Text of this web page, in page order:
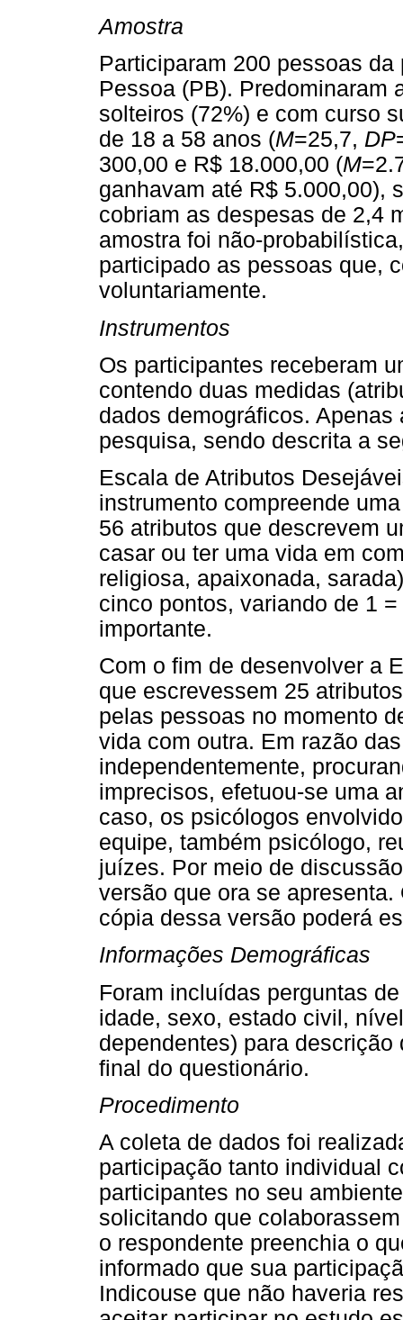
Amostra
Participaram 200 pessoas
Pessoa (PB). Predominaram
solteiros (72%) e com curso
de 18 a 58 anos (M=25,7, DP
300,00 e R$ 18.000,00 (M
ganhavam até R$ 5.000,00),
cobriam as despesas de 2,4
amostra foi não-
participado as pessoas que,
voluntariamente.
Instrumentos
Os participantes receberam
contendo duas medidas
dados demográficos.
pesquisa, sendo descrita a
Escala de Atributos
instrumento compreende
56 atributos que descrevem
casar ou ter uma vida em
religiosa, apaixonada,
cinco pontos, variando de 1
importante.
Com o fim de desenvolver a
que escrevessem 25
pelas pessoas no momento
vida com outra. Em razão
independentemente,
imprecisos, efetuou-se uma
caso, os psicólogos
equipe, também psicólogo,
juízes. Por meio de
versão que ora se
cópia dessa versão poderá
Informações Demográficas
Foram incluídas perguntas
idade, sexo, estado civil,
dependentes) para
final do questionário.
Procedimento
A coleta de dados foi
participação tanto individual
participantes no seu
solicitando que
o respondente preenchia o
informado que sua
Indicouse que não haveria